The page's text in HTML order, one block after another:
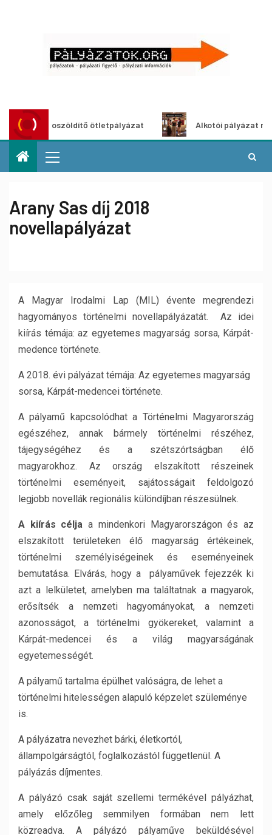
Városzöldítő ötletpályázat Alkotói pályázat
Arany Sas díj 2018
novellapályázat
A Magyar Irodalmi Lap (MIL) évente megrendezi
hagyományos történelmi novellapályázatát. Az idei
kiírás témája: az egyetemes magyarság sorsa, Kárpát-
medence története.
A 2018. évi pályázat témája: Az egyetemes magyarság
sorsa, Kárpát-medencei története.
A pályamű kapcsolódhat a Történelmi Magyarország
egészéhez, annak bármely történelmi részéhez,
tájegységéhez és a szétszórtságban élő
magyarokhoz. Az ország elszakított részeinek
történelmi eseményeit, sajátosságait feldolgozó
legjobb novellák regionális különdíjban részesülnek.
A kiírás célja a mindenkori Magyarországon és az
elszakított területeken élő magyarság értékeinek,
történelmi személyiségeinek és eseményeinek
bemutatása. Elvárás, hogy a pályaművek fejezzék ki
azt a lelkületet, amelyben ma találtatnak a magyarok,
erősítsék a nemzeti hagyományokat, a nemzeti
azonosságot, a történelmi gyökereket, valamint a
Kárpát-medencei és a világ magyarságának
egyetemességét.
A pályamű tartalma épülhet valóságra, de lehet a
történelmi hitelességen alapuló képzelet szüleménye
is.
A pályázatra nevezhet bárki, életkortól,
állampolgárságtól, foglalkozástól függetlenül. A
pályázás díjmentes.
A pályázó csak saját szellemi termékével pályázhat,
amely előzőleg semmilyen formában nem lett
közreadva. A pályázó pályaműve beküldésével